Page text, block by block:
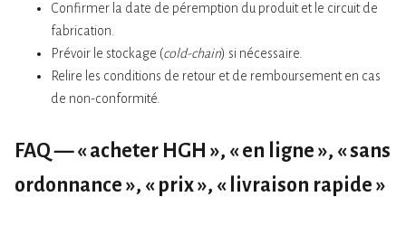
Confirmer la date de péremption du produit et le circuit de
fabrication.
Prévoir le stockage (cold-chain) si nécessaire.
Relire les conditions de retour et de remboursement en cas
de non-conformité.
FAQ — « acheter HGH », « en ligne », « sans
ordonnance », « prix », « livraison rapide »